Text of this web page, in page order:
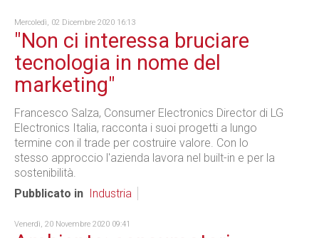
Mercoledì, 02 Dicembre 2020 16:13
"Non ci interessa bruciare
tecnologia in nome del
marketing"
Francesco Salza, Consumer Electronics Director di LG
Electronics Italia, racconta i suoi progetti a lungo
termine con il trade per costruire valore. Con lo
stesso approccio l'azienda lavora nel built-in e per la
sostenibilità.
Pubblicato in
Industria
Venerdì, 20 Novembre 2020 09:41